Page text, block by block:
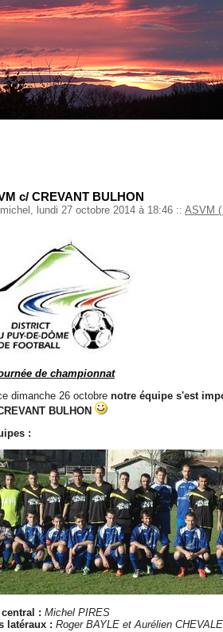
c/ CREVANT BULHON
lundi 27 octobre 2014 à 18:46 :: ASVM
de championnat
dimanche 26 octobre notre équipe s'est
BULHON
:
: Michel PIRES
latéraux : Roger BAYLE et Aurélien